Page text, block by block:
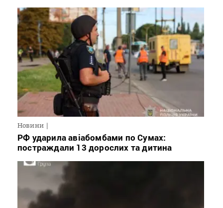
Новини
РФ ударила авіабомбами по Сумах:
постраждали 13 дорослих та дитина